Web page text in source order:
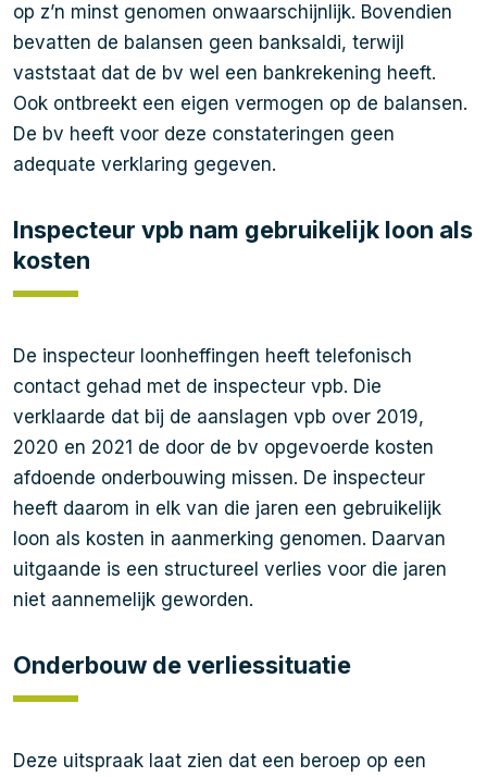
op z’n minst genomen onwaarschijnlijk. Bovendien
bevatten de balansen geen banksaldi, terwijl
vaststaat dat de bv wel een bankrekening heeft.
Ook ontbreekt een eigen vermogen op de balansen.
De bv heeft voor deze constateringen geen
adequate verklaring gegeven.
Inspecteur vpb nam gebruikelijk loon als
kosten
De inspecteur loonheffingen heeft telefonisch
contact gehad met de inspecteur vpb. Die
verklaarde dat bij de aanslagen vpb over 2019,
2020 en 2021 de door de bv opgevoerde kosten
afdoende onderbouwing missen. De inspecteur
heeft daarom in elk van die jaren een gebruikelijk
loon als kosten in aanmerking genomen. Daarvan
uitgaande is een structureel verlies voor die jaren
niet aannemelijk geworden.
Onderbouw de verliessituatie
Deze uitspraak laat zien dat een beroep op een